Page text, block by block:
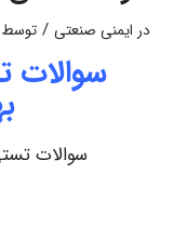
در ایمنی صنعتی / توسط
سوالات
سوالات